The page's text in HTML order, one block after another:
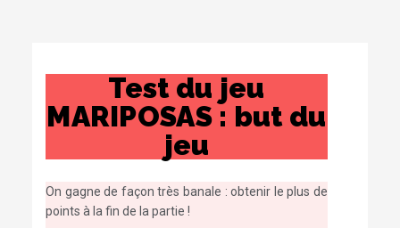
Test du jeu
MARIPOSAS : but du
jeu
On gagne de façon très banale : obtenir le plus de
points à la fin de la partie !